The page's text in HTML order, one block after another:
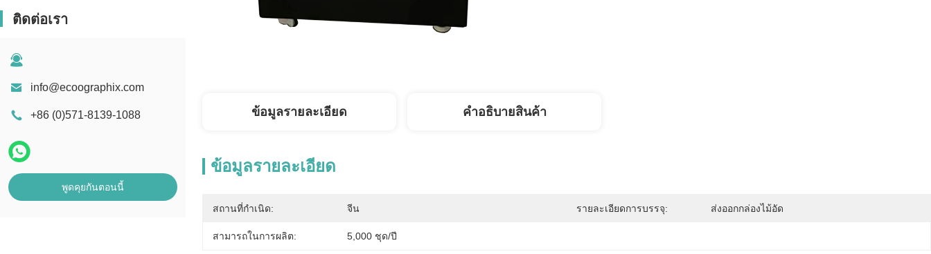
ติดต่อเรา
info@ecoographix.com
+86 (0)571-8139-1088
พูดคุยกันตอนนี้
ข้อมูลรายละเอียด คําอธิบายสินค้า
ข้อมูลรายละเอียด
สถานที่กำเนิด: จีน รายละเอียดการบรรจุ: ส่งออกกล่องไม้อัด
สามารถในการผลิต: 5,000 ชุด/ปี